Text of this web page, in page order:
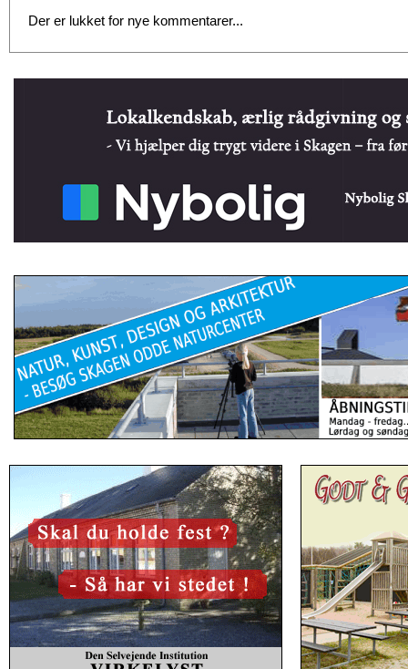
Der er lukket for nye kommentarer...